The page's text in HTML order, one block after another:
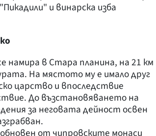
и винарска изба
в Стара планина, на 21 км
На мястото му е имало друг
царство и впоследствие
До възстановяването на
за неговата дейност освен
от чипровските монаси